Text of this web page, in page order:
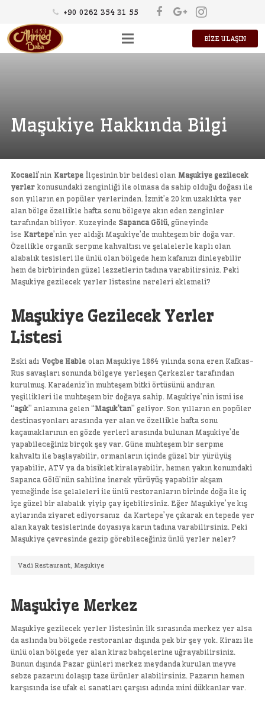
+90 0262 354 31 55
KARİYER
BİZE ULAŞIN
Maşukiye Hakkında Bilgi
Kocaeli’nin Kartepe İlçesinin bir beldesi olan Maşukiye gezilecek
yerler konusundaki zenginliği ile olmasa da sahip olduğu doğası ile
son yılların en popüler yerlerinden. İzmit’e 20 km uzaklıkta yer
alan bölge özellikle hafta sonu bölgeye akın eden zenginler
tarafından biliyor. Kuzeyinde Sapanca Gölü, güneyinde
ise Kartepe’nin yer aldığı Maşukiye’de muhteşem bir doğa var.
Özellikle organik serpme kahvaltısı ve şelalelerle kaplı olan
alabalık tesisleri ile ünlü olan bölgede hem kafanızı dinleyebilir
hem de birbirinden güzel lezzetlerin tadına varabilirsiniz. Peki
Maşukiye gezilecek yerler listesine nereleri eklemeli?
Maşukiye Gezilecek Yerler
Listesi
Eski adı Voçbe Hable olan Maşukiye 1864 yılında sona eren Kafkas-
Rus savaşları sonunda bölgeye yerleşen Çerkezler tarafından
kurulmuş. Karadeniz’in muhteşem bitki örtüsünü andıran
yeşillikleri ile muhteşem bir doğaya sahip. Maşukiye’nin ismi ise
“aşık” anlamına gelen “Maşuk’tan” geliyor. Son yılların en popüler
destinasyonları arasında yer alan ve özellikle hafta sonu
kaçamaklarının en gözde yerleri arasında bulunan Maşukiye’de
yapabileceğiniz birçok şey var. Güne muhteşem bir serpme
kahvaltı ile başlayabilir, ormanların içinde güzel bir yürüyüş
yapabilir, ATV ya da bisiklet kiralayabilir, hemen yakın konumdaki
Sapanca Gölü’nün sahiline inerek yürüyüş yapabilir akşam
yemeğinde ise şelaleleri ile ünlü restoranların birinde doğa ile iç
içe güzel bir alabalık yiyip çay içebilirsiniz. Eğer Maşukiye’ye kış
aylarında ziyaret ediyorsanız da Kartepe’ye çıkarak en tepede yer
alan kayak tesislerinde doyasıya karın tadına varabilirsiniz. Peki
Maşukiye çevresinde gezip görebileceğiniz ünlü yerler neler?
Vadi Restaurant, Maşukiye
Maşukiye Merkez
Maşukiye gezilecek yerler listesinin ilk sırasında merkez yer alsa
da aslında bu bölgede restoranlar dışında pek bir şey yok. Kirazı ile
ünlü olan bölgede yer alan kiraz bahçelerine uğrayabilirsiniz.
Bunun dışında Pazar günleri merkez meydanda kurulan meyve
sebze pazarını dolaşıp taze ürünler alabilirsiniz. Pazarın hemen
karşısında ise ufak el sanatları çarşısı adında mini dükkanlar var.